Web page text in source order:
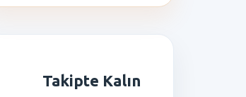
Takipte Kalın